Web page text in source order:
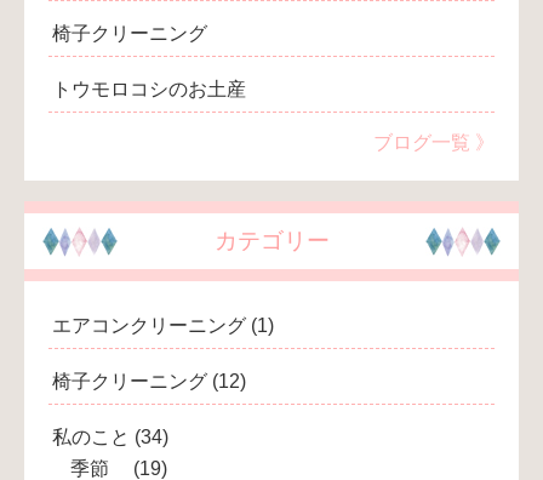
椅子クリーニング
トウモロコシのお土産
ブログ一覧 》
カテゴリー
エアコンクリーニング (1)
椅子クリーニング (12)
私のこと (34)
季節
(19)